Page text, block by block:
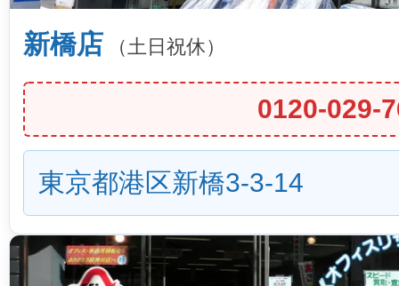
新橋店 （土日祝休）
0120-029-
東京都港区新橋3-3-14